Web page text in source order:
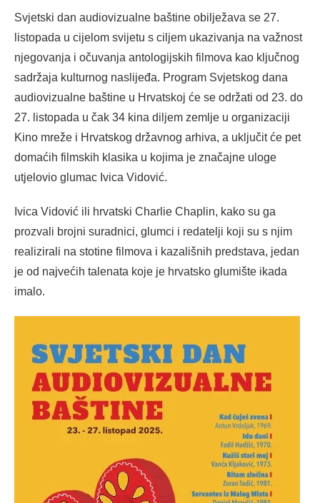
Svjetski dan audiovizualne baštine obilježava se 27.
listopada u cijelom svijetu s ciljem ukazivanja na važnost
njegovanja i očuvanja antologijskih filmova kao ključnog
sadržaja kulturnog naslijeđa. Program Svjetskog dana
audiovizualne baštine u Hrvatskoj će se održati od 23. do
27. listopada u čak 34 kina diljem zemlje u organizaciji
Kino mreže i Hrvatskog državnog arhiva, a uključit će pet
domaćih filmskih klasika u kojima je značajne uloge
utjelovio glumac Ivica Vidović.
Ivica Vidović ili hrvatski Charlie Chaplin, kako su ga
prozvali brojni suradnici, glumci i redatelji koji su s njim
realizirali na stotine filmova i kazališnih predstava, jedan
je od najvećih talenata koje je hrvatsko glumište ikada
imalo.